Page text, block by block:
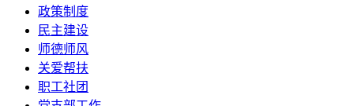
政策制度
民主建设
师德师风
关爱帮扶
职工社团